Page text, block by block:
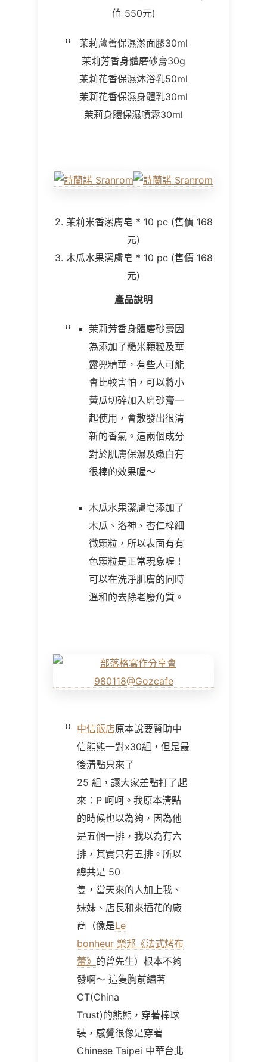
值 550元)
茉莉蘆薈保濕潔面膠30ml
茉莉芳香身體磨砂膏30g
茉莉花香保濕沐浴乳50ml
茉莉花香保濕身體乳30ml
茉莉身體保濕噴霧30ml
2. 茉莉米香潔膚皂 * 10 pc (售價 168
元)
3. 木瓜水果潔膚皂 * 10 pc (售價 168
元)
產品說明
茉莉芳香身體磨砂膏因
為添加了糙米顆粒及華
露兜精華，有些人可能
會比較害怕，可以將小
黃瓜切碎加入磨砂膏一
起使用，會散發出很清
新的香氣。這兩個成分
對於肌膚保濕及嫩白有
很棒的效果喔～
木瓜水果潔膚皂添加了
木瓜、洛神、杏仁梓細
微顆粒，所以表面有有
色顆粒是正常現象喔！
可以在洗淨肌膚的同時
溫和的去除老廢角質。
中信飯店原本說要贊助中
信熊熊一對x30組，但是最
後清點只來了
25 組，讓大家差點打了起
來：P 呵呵。我原本清點
的時候也以為夠，因為他
是五個一排，我以為有六
排，其實只有五排。所以
總共是 50
隻，當天來的人加上我、
妹妹、店長和來插花的廠
商（像是Le
bonheur 樂邦《法式烤布
蕾》 的曾先生）根本不夠
發啊～ 這隻胸前繡著
CT(China
Trust)的熊熊，穿著棒球
裝，感覺很像是穿著
Chinese Taipei 中華台北